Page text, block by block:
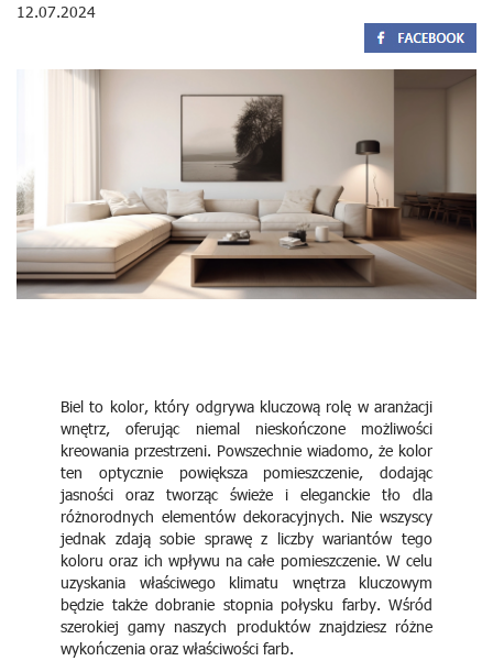
12.07.2024
Biel to kolor, który odgrywa kluczową rolę w aranżacji
wnętrz, oferując niemal nieskończone możliwości
kreowania przestrzeni. Powszechnie wiadomo, że kolor
ten optycznie powiększa pomieszczenie, dodając
jasności oraz tworząc świeże i eleganckie tło dla
różnorodnych elementów dekoracyjnych. Nie wszyscy
jednak zdają sobie sprawę z liczby wariantów tego
koloru oraz ich wpływu na całe pomieszczenie. W celu
uzyskania właściwego klimatu wnętrza kluczowym
będzie także dobranie stopnia połysku farby. Wśród
szerokiej gamy naszych produktów znajdziesz różne
wykończenia oraz właściwości farb.